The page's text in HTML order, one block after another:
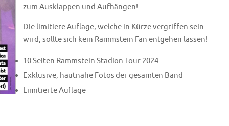
zum Ausklappen und Aufhängen!
Die limitiere Auflage, welche in Kürze vergriffen sein
wird, sollte sich kein Rammstein Fan entgehen lassen!
10 Seiten Rammstein Stadion Tour 2024
Exklusive, hautnahe Fotos der gesamten Band
Limitierte Auflage